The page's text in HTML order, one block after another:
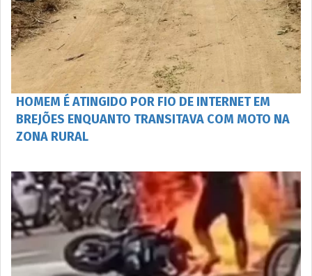
HOMEM É ATINGIDO POR FIO DE INTERNET EM
BREJÕES ENQUANTO TRANSITAVA COM MOTO NA
ZONA RURAL